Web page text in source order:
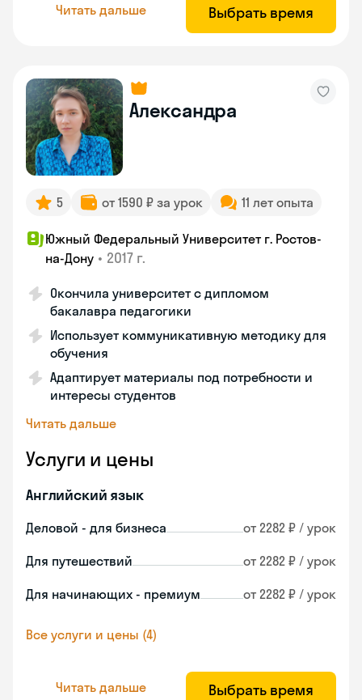
Читать дальше Выбрать время
Александра
5 от 1590 ₽ за урок 11 лет опыта
Южный Федеральный Университет г. Ростов-
на-Дону • 2017 г.
Окончила университет с дипломом
бакалавра педагогики
Использует коммуникативную методику для
обучения
Адаптирует материалы под потребности и
интересы студентов
Читать дальше
Услуги и цены
Английский язык
Деловой - для бизнеса от 2282 ₽ / урок
Для путешествий от 2282 ₽ / урок
Для начинающих - премиум от 2282 ₽ / урок
Все услуги и цены (4)
Читать дальше Выбрать время